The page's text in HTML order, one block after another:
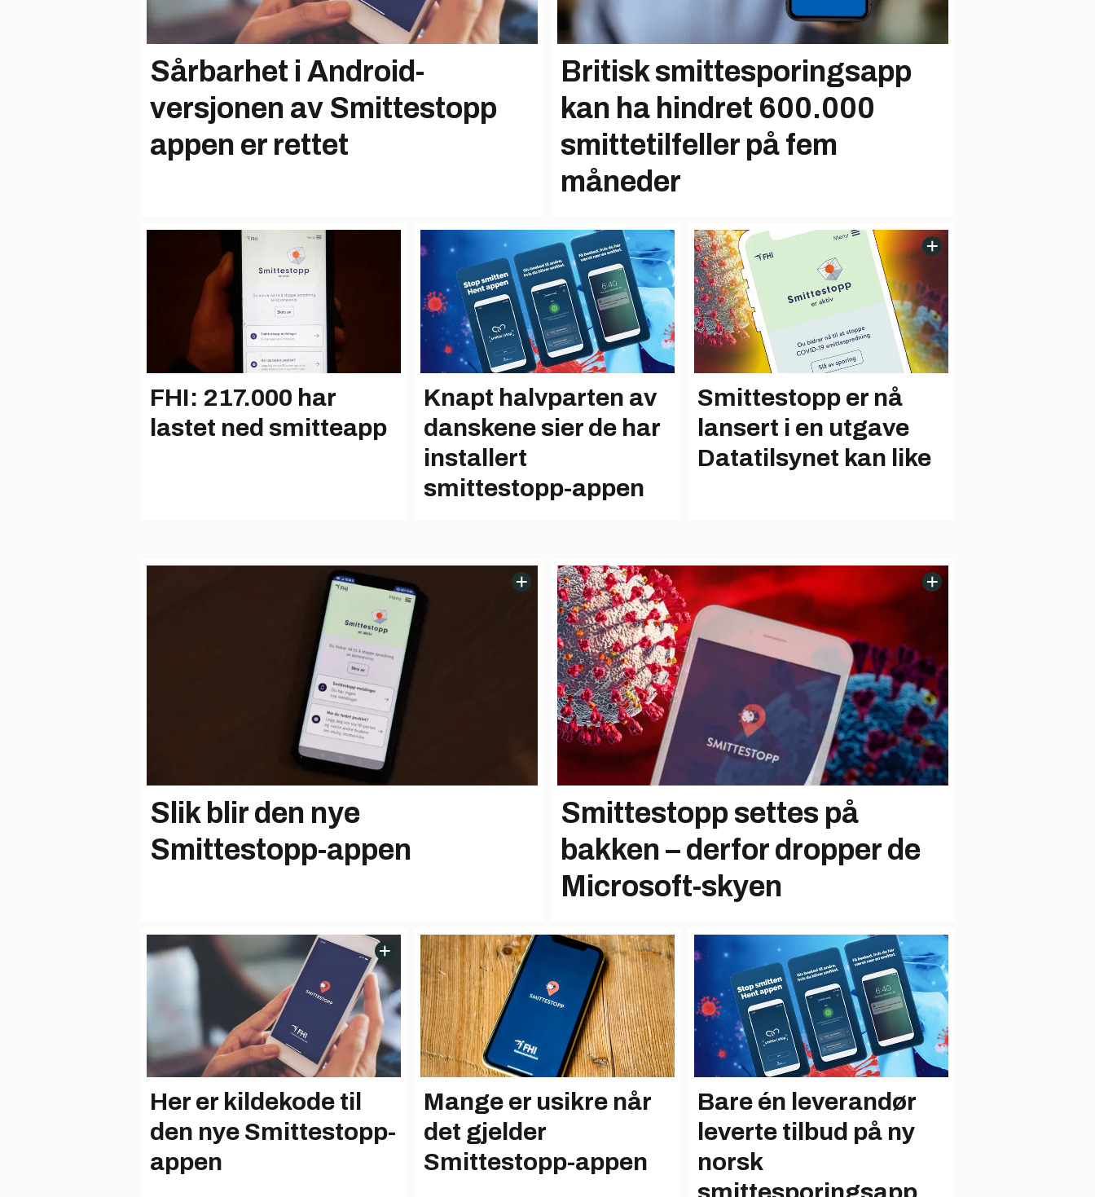
Sårbarhet i Android-
versjonen av Smittestopp
appen er rettet
Britisk smittesporingsapp
kan ha hindret 600.000
smittetilfeller på fem
måneder
FHI: 217.000 har
lastet ned smitteapp
Knapt halvparten av
danskene sier de har
installert
smittestopp-appen
Smittestopp er nå
lansert i en utgave
Datatilsynet kan like
Slik blir den nye
Smittestopp-appen
Smittestopp settes på
bakken – derfor dropper de
Microsoft-skyen
Her er kildekode til
den nye Smittestopp-
appen
Mange er usikre når
det gjelder
Smittestopp-appen
Bare én leverandør
leverte tilbud på ny
norsk